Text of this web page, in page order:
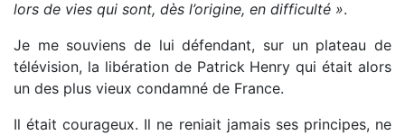
lors de vies qui sont, dès l’origine, en difficulté ».
Je me souviens de lui défendant, sur un plateau de
télévision, la libération de Patrick Henry qui était alors
un des plus vieux condamné de France.
Il était courageux. Il ne reniait jamais ses principes, ne